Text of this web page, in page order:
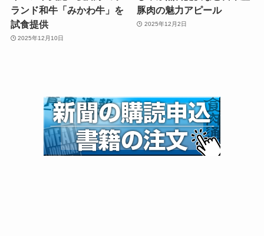
ランド和牛「みかわ牛」を
試食提供
2025年12月10日
豚肉の魅力アピール
2025年12月2日